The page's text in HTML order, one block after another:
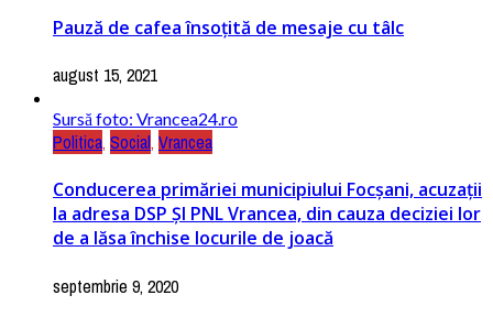
Pauză de cafea însoțită de mesaje cu tâlc
august 15, 2021
Sursă foto: Vrancea24.ro
Politica, Social, Vrancea
Conducerea primăriei municipiului Focșani, acuzații
la adresa DSP ȘI PNL Vrancea, din cauza deciziei lor
de a lăsa închise locurile de joacă
septembrie 9, 2020